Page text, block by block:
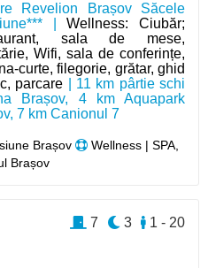
Revelion Brașov Săcele
|Wellness: Ciubăr;
sala de mese,
Wifi, sala de conferințe,
curte, filegorie, grătar, ghid
parcare | 11 km pârtie schi
Brașov, 4 km Aquapark
7 km Canionul 7
Brașov
Wellness | SPA,
Brașov
1 - 20
3
7